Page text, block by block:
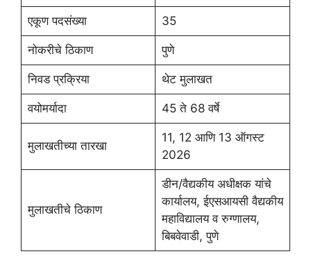
एकूण पदसंख्या 35
नोकरीचे ठिकाण पुणे
निवड प्रक्रिया थेट मुलाखत
वयोमर्यादा 45 ते 68 वर्षे
मुलाखतीच्या तारखा
11, 12 आणि 13 ऑगस्ट
2026
मुलाखतीचे ठिकाण
डीन/वैद्यकीय अधीक्षक यांचे
कार्यालय, ईएसआयसी वैद्यकीय
महाविद्यालय व रुग्णालय,
बिबवेवाडी, पुणे